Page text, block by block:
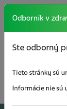
Odborník v
Ste odborný
Tieto stránky sú
Informácie nie sú